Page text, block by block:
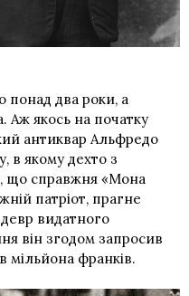
два роки, а
Аж якось на початку
антиквар Альфредо
в якому дехто з
що справжня «Мона
патріот, прагне
видатного
він згодом запросив
мільйона франків.